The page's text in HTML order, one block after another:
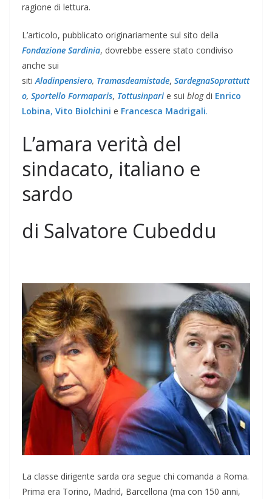
ragione di lettura.
L’articolo, pubblicato originariamente sul sito della
Fondazione Sardinia, dovrebbe essere stato condiviso
anche sui
sitiAladinpensiero, Tramasdeamistade, SardegnaSoprattutt
o, Sportello Formaparis, Tottusinpari e sui blogdi Enrico
Lobina, Vito Biolchini e Francesca Madrigali.
L’amara verità del
sindacato, italiano e
sardo
di Salvatore Cubeddu
La classe dirigente sarda ora segue chi comanda a Roma.
Prima era Torino, Madrid, Barcellona (ma con 150 anni,